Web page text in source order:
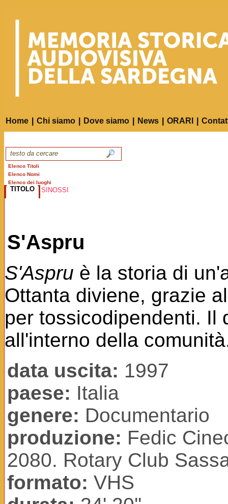
Home Chi siamo Dove siamo News ORARI
Elenco Titoli
Elenco Nomi
Elenco dei luoghi
TITOLO SINOSSI
S'Aspru
S'Aspru è la storia di
Ottanta diviene, grazie
per tossicodipendenti. Il
all'interno della
data uscita: 1997
paese: Italia
genere: Documentario
produzione: Fedic
2080. Rotary Club
formato: VHS